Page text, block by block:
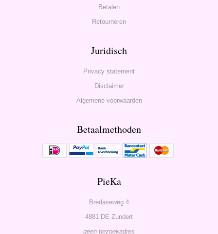
Betalen
Retourneren
Juridisch
Privacy statement
Disclaimer
Algemene voorwaarden
Betaalmethoden
PieKa
Bredaseweg 4
4881 DE Zundert
geen bezoekadres